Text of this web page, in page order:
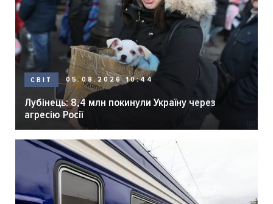
СВІТ 05.08.2026 10:44
Лубінець: 8,4 млн покинули Україну через
агресію Росії